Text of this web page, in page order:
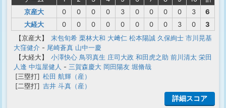
京産大
0 0 0 0 3 0 0 0 0 3
6
大経大
0 0 0 0 0 0 0 0 3 0
3
【京産大】
末包旬希 栗林大和 大﨑仁 松本陽誠 久保絢士 市川晃基
大窪健介 - 尾崎蒼真 山中一慶
【大経大】
小澤快心 鳥羽真生 庄司大政 和田虎之助 前川清太 栄田
人逢 中塩屋健人 - 三賀森慶大 岡田陽友 堀脩哉
[三塁打] 松田 航輝（産）
[二塁打] 吉井 斗真（産）
詳細スコア